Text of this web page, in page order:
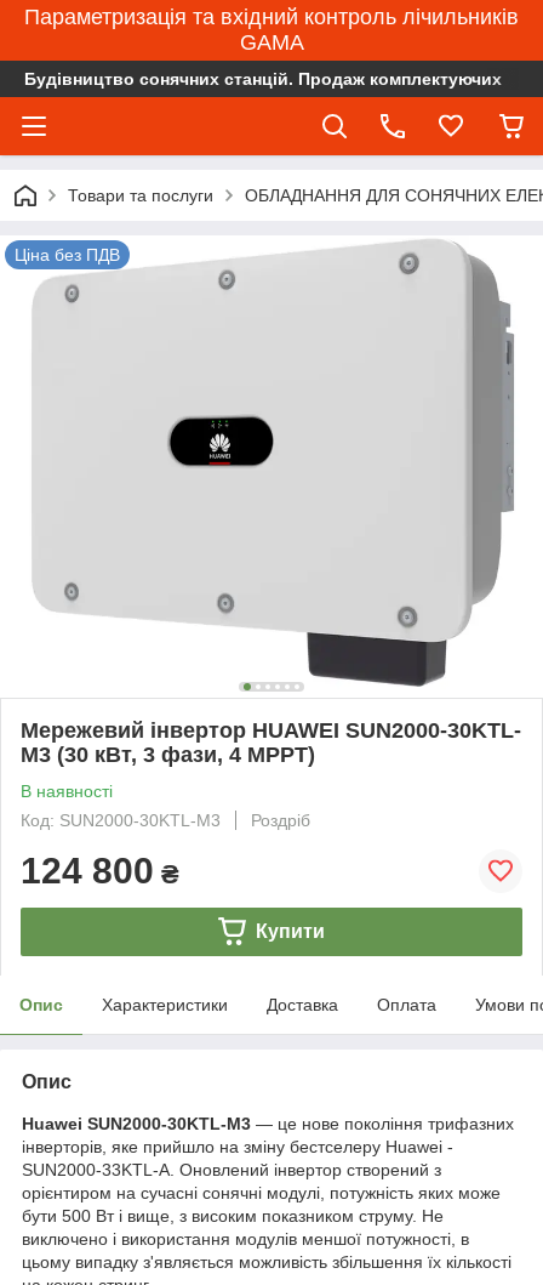
Параметризація та вхідний контроль лічильників
GAMA
Будівництво сонячних станцій. Продаж комплектуючих
Товари та послуги ОБЛАДНАННЯ ДЛЯ СОНЯЧНИХ
Ціна без ПДВ
Мережевий інвертор HUAWEI SUN2000-30KTL-
M3 (30 кВт, 3 фази, 4 МРРТ)
В наявності
Код: SUN2000-30KTL-M3
Роздріб
124 800 ₴
Купити
Опис Характеристики Доставка Оплата Умови
Опис
Huawei SUN2000-30KTL-M3 — це нове покоління трифазних
інверторів, яке прийшло на зміну бестселеру Huawei -
SUN2000-33KTL-A. Оновлений інвертор створений з
орієнтиром на сучасні сонячні модулі, потужність яких може
бути 500 Вт і вище, з високим показником струму. Не
виключено і використання модулів меншої потужності, в
цьому випадку з'являється можливість збільшення їх кількості